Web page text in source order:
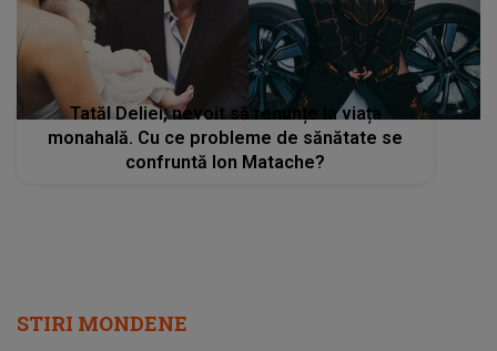
Tatăl Deliei, nevoit să renunțe la viața
monahală. Cu ce probleme de sănătate se
confruntă Ion Matache?
STIRI MONDENE